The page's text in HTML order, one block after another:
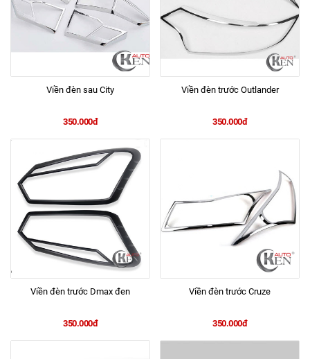
Viền đèn sau City
350.000đ
Viền đèn trước Outlander
350.000đ
Viền đèn trước Dmax đen
350.000đ
Viền đèn trước Cruze
350.000đ